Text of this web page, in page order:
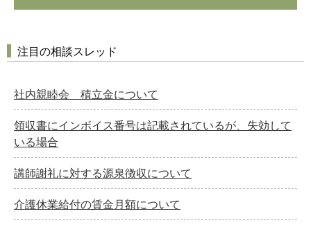
注目の相談スレッド
社内親睦会 積立金について
領収書にインボイス番号は記載されているが、失効して
いる場合
講師謝礼に対する源泉徴収について
介護休業給付の賃金月額について